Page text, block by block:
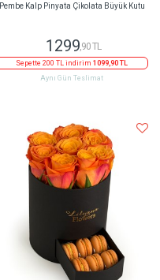
Pembe Kalp Pinyata Çikolata Büyük Kutu
1299,90 TL
Sepette 200 TL indirim 1099,90 TL
Aynı Gün Teslimat